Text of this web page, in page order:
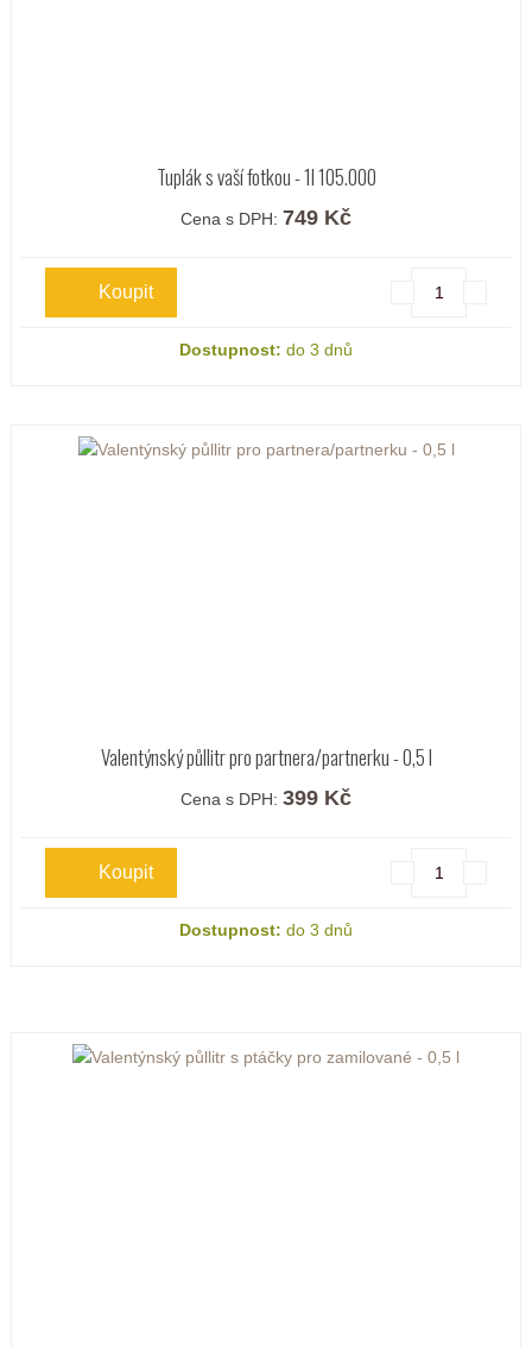
Tuplák s vaší fotkou - 1l 105.000
Cena s DPH: 749 Kč
Dostupnost: do 3 dnů
Valentýnský půllitr pro partnera/partnerku - 0,5 l
Cena s DPH: 399 Kč
Dostupnost: do 3 dnů